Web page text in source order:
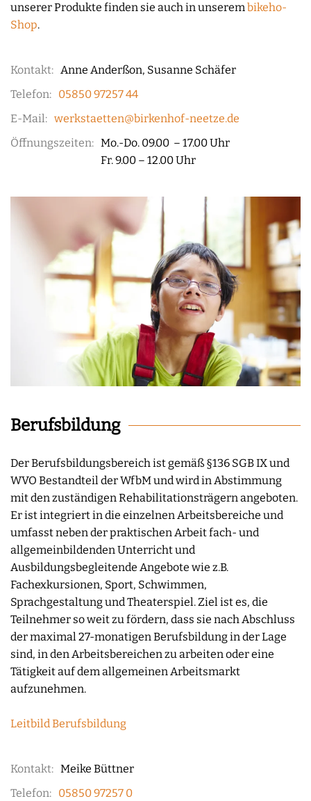
unserer Produkte finden sie auch in unserembikeho-
Shop.
Kontakt: Anne Anderßon, Susanne Schäfer
Telefon: 05850 97257 44
E-Mail: werkstaetten@birkenhof-neetze.de
Öffnungszeiten: Mo.-Do. 09.00 – 17.00 Uhr
Fr. 9.00 – 12.00 Uhr
Berufsbildung
Der Berufsbildungsbereich ist gemäß §136 SGB IX und
WVO Bestandteil der WfbM und wird in Abstimmung
mit den zuständigen Rehabilitationsträgern angeboten.
Er ist integriert in die einzelnen Arbeitsbereiche und
umfasst neben der praktischen Arbeit fach- und
allgemeinbildenden Unterricht und
Ausbildungsbegleitende Angebote wie z.B.
Fachexkursionen, Sport, Schwimmen,
Sprachgestaltung und Theaterspiel. Ziel ist es, die
Teilnehmer so weit zu fördern, dass sie nach Abschluss
der maximal 27-monatigen Berufsbildung in der Lage
sind, in den Arbeitsbereichen zu arbeiten oder eine
Tätigkeit auf dem allgemeinen Arbeitsmarkt
aufzunehmen.
Leitbild Berufsbildung
Kontakt: Meike Büttner
Telefon: 05850 97257 0